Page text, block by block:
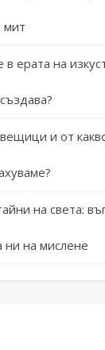
мит
ерата на
и от
на света:
ни на мислене